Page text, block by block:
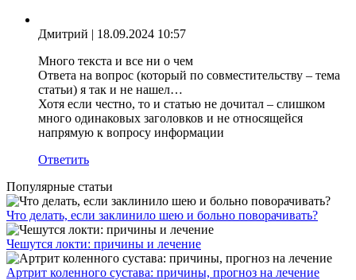
Дмитрий | 18.09.2024 10:57
Много текста и все ни о чем
Ответа на вопрос (который по совместительству – тема
статьи) я так и не нашел…
Хотя если честно, то и статью не дочитал – слишком
много одинаковых заголовков и не относящейся
напрямую к вопросу информации
Ответить
Популярные статьи
Что делать, если заклинило шею и больно поворачивать?
Чешутся локти: причины и лечение
Артрит коленного сустава: причины, прогноз на лечение